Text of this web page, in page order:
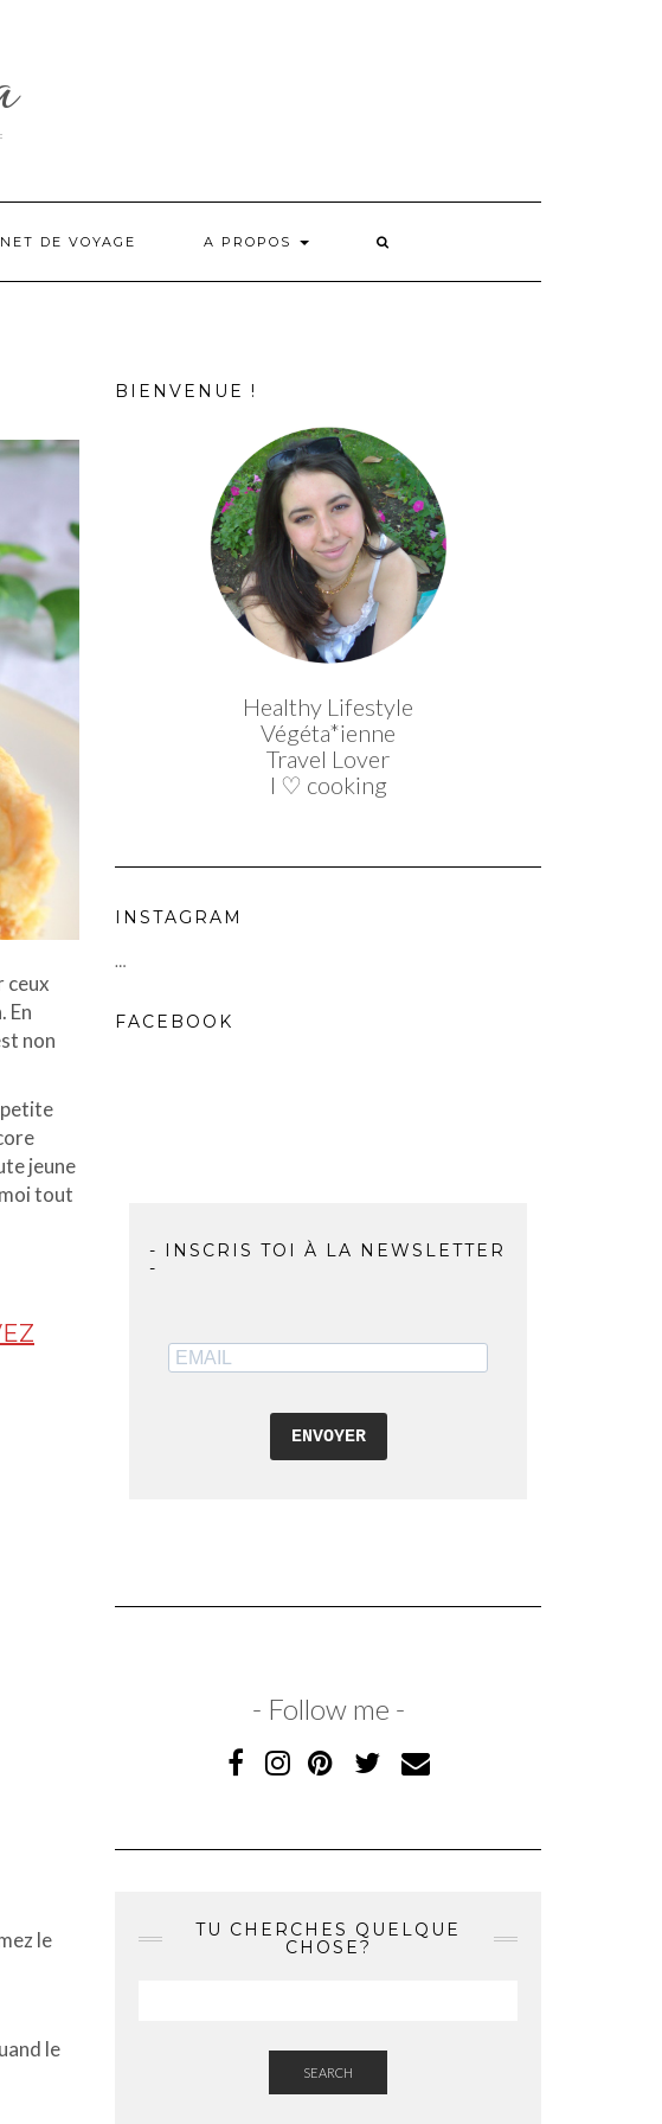
DE VOYAGE A PROPOS
ceux
En
non
jeune
tout
le
le
BIENVENUE !
Healthy Lifestyle
Végéta*ienne
Travel Lover
I ♡ cooking
INSTAGRAM
…
FACEBOOK
- INSCRIS TOI À LA NEWSLETTER
-
ENVOYER
- Follow me -
TU CHERCHES QUELQUE
CHOSE?
SEARCH